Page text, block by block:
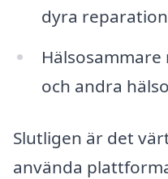
dyra
och andra
Slutligen är det
använda